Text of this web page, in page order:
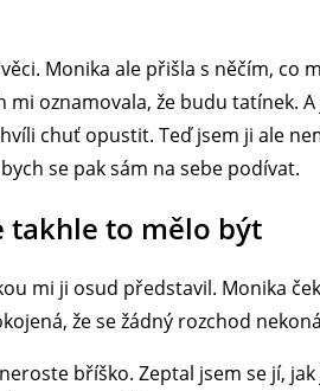
Monika ale přišla s něčím, co
oznamovala, že budu tatínek.
chuť opustit. Teď jsem ji ale
se pak sám na sebe podívat.
takhle to mělo být
mi ji osud představil. Monika
že se žádný rozchod
bříško. Zeptal jsem se jí,